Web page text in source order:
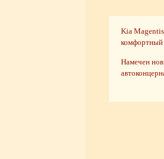
Kia
комфортный
Намечен